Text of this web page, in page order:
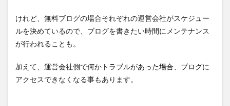
けれど、無料ブログの場合それぞれの運営会社がスケジュー
ルを決めているので、ブログを書きたい時間にメンテナンス
が行われることも。
加えて、運営会社側で何かトラブルがあった場合、ブログに
アクセスできなくなる事もあります。